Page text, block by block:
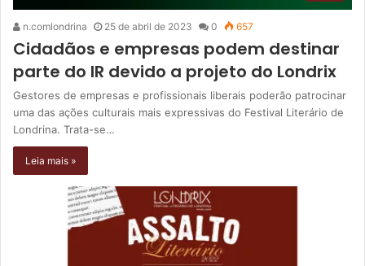
n.comlondrina 25 de abril de 2023 0 657
Cidadãos e empresas podem destinar
parte do IR devido a projeto do Londrix
Gestores de empresas e profissionais liberais poderão patrocinar
uma das ações culturais mais expressivas do Festival Literário de
Londrina. Trata-se…
Leia mais »